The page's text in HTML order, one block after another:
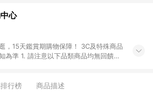
心
，15天鑑賞期購物保障！ 3C及特殊商品
均無回饋：
頭/拍立得 [2024/6/1起適用] -內接硬
行榜 商品描述